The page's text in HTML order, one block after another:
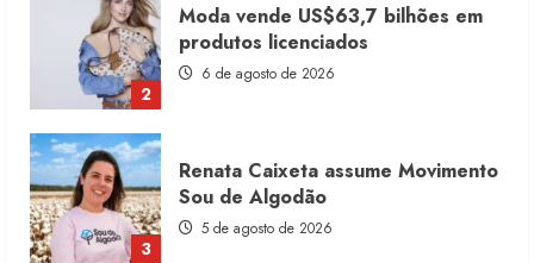
3
Renata Caixeta assume Movimento
Sou de Algodão
5 de agosto de 2026
4
Fakini prevê R$345 milhões de
receita em 2026
4 de agosto de 2026